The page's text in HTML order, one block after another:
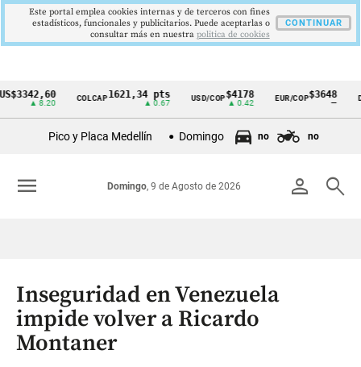
Cintillo
Colombia
▲ 8.20
COLCAP1621,34 pts
▲ 0.67
USD/COP$4178
▲ 0.42
EUR/COP $3648
Pico y Placa Medellín Domingo no no
person search
Domingo, 9 de Agosto de 2026
menu
Inseguridad en Venezuela
impide volver a Ricardo
Montaner
Este portal emplea cookies internas y de terceros con fines
estadísticos, funcionales y publicitarios. Puede aceptarlas o
consultar más en nuestra politica de cookies
CONTINUAR